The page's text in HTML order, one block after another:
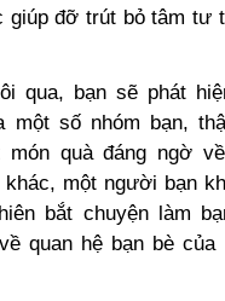
đỡ trút bỏ tâm tư
qua, bạn sẽ phát
một số nhóm bạn,
món quà đáng ngờ
một người bạn
bắt chuyện làm
quan hệ bạn bè của